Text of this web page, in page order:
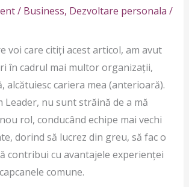
/ Business, Dezvoltare personala /
voi care citiți acest articol, am avut
în cadrul mai multor organizații,
alcătuiesc cariera mea (anterioară).
Leader, nu sunt străină de a mă
rol, conducând echipe mai vechi
dorind să lucrez din greu, să fac o
contribui cu avantajele experienței
comune.